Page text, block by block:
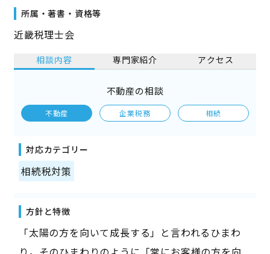
所属・著書・資格等
近畿税理士会
相談内容 専門家紹介 アクセス
不動産の相談
不動産 企業税務 相続
対応カテゴリー
相続税対策
方針と特徴
「太陽の方を向いて成長する」と言われるひまわ